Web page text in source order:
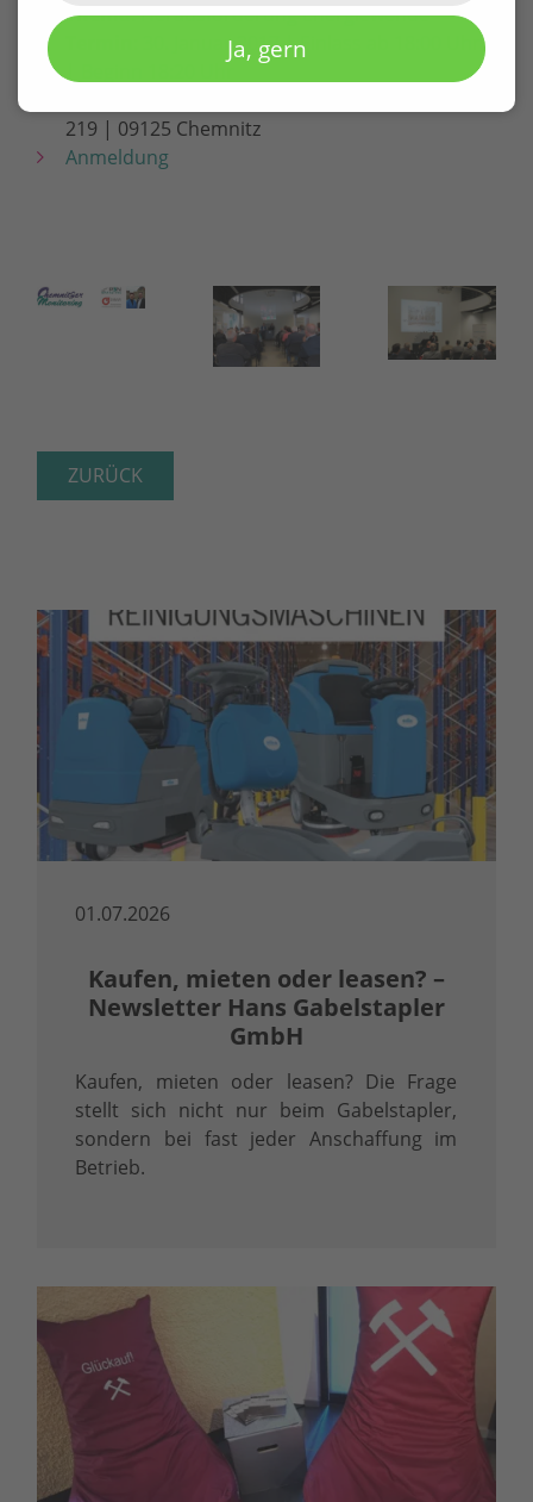
Thema: Herausforderung Energiewende
: 30. Januar 2017 | Einlass ab 18:00 Uhr
219 | 09125 Chemnitz
Anmeldung
ZURÜCK
01.07.2026
Kaufen, mieten oder leasen? –
Newsletter Hans Gabelstapler
GmbH
Kaufen, mieten oder leasen? Die Frage
stellt sich nicht nur beim Gabelstapler,
sondern bei fast jeder Anschaffung im
Betrieb.
Ja, gern